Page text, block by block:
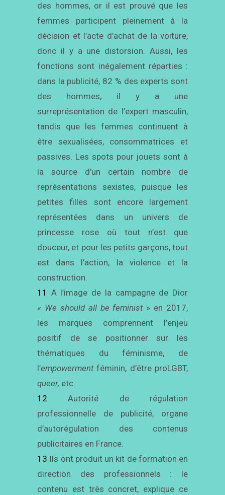
des hommes, or il est prouvé que les
femmes participent pleinement à la
décision et l’acte d’achat de la voiture,
donc il y a une distorsion. Aussi, les
fonctions sont inégalement réparties :
dans la publicité, 82 % des experts sont
des hommes, il y a une
surreprésentation de l’expert masculin,
tandis que les femmes continuent à
être sexualisées, consommatrices et
passives. Les spots pour jouets sont à
la source d’un certain nombre de
représentations sexistes, puisque les
petites filles sont encore largement
représentées dans un univers de
princesse rose où tout n’est que
douceur, et pour les petits garçons, tout
est dans l’action, la violence et la
construction.
11 A l’image de la campagne de Dior
« We should all be feminist » en 2017,
les marques comprennent l’enjeu
positif de se positionner sur les
thématiques du féminisme, de
l’empowermentféminin, d’être proLGBT,
queer, etc.
12 Autorité de régulation
professionnelle de publicité, organe
d’autorégulation des contenus
publicitaires en France.
13 Ils ont produit un kit de formation en
direction des professionnels : le
contenu est très concret, explique ce